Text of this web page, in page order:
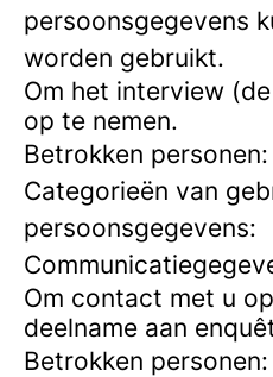
persoonsgegevens
worden gebruikt.
Om het interview
op te nemen.
Betrokken
Categorieën van
persoonsgegevens:
Om contact met u
deelname aan
Betrokken